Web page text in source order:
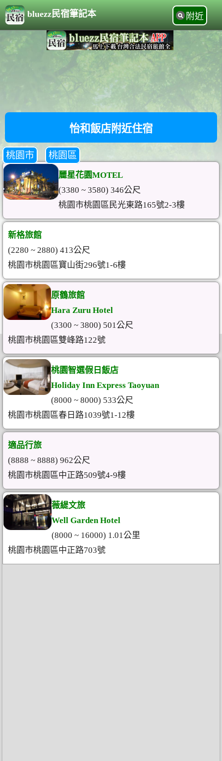
bluezz民宿筆記本 附近
怡和飯店附近住宿
桃園市 桃園區
麗星花園MOTEL
(3380 ~ 3580) 346公尺
桃園市桃園區民光東路165號2-3樓
新格旅館
(2280 ~ 2880) 413公尺
桃園市桃園區寶山街296號1-6樓
原鶴旅館
Hara Zuru Hotel
(3300 ~ 3800) 501公尺
桃園市桃園區雙峰路122號
桃園智選假日飯店
Holiday Inn Express Taoyuan
(8000 ~ 8000) 533公尺
桃園市桃園區春日路1039號1-12樓
適品行旅
(8888 ~ 8888) 962公尺
桃園市桃園區中正路509號4-9樓
薇緹文旅
Well Garden Hotel
(8000 ~ 16000) 1.01公里
桃園市桃園區中正路703號